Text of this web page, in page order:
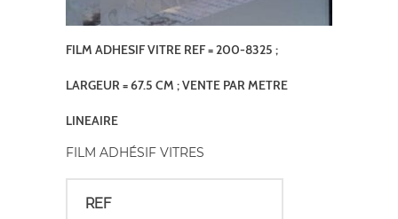
FILM ADHESIF VITRE REF = 200-8325 ;
LARGEUR = 67.5 CM ; VENTE PAR METRE
LINEAIRE
FILM ADHÉSIF VITRES
REF